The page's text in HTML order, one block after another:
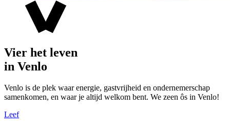
Vier het leven
in Venlo
Venlo is de plek waar energie, gastvrijheid en ondernemerschap
samenkomen, en waar je altijd welkom bent. We zeen ôs in Venlo!
Leef